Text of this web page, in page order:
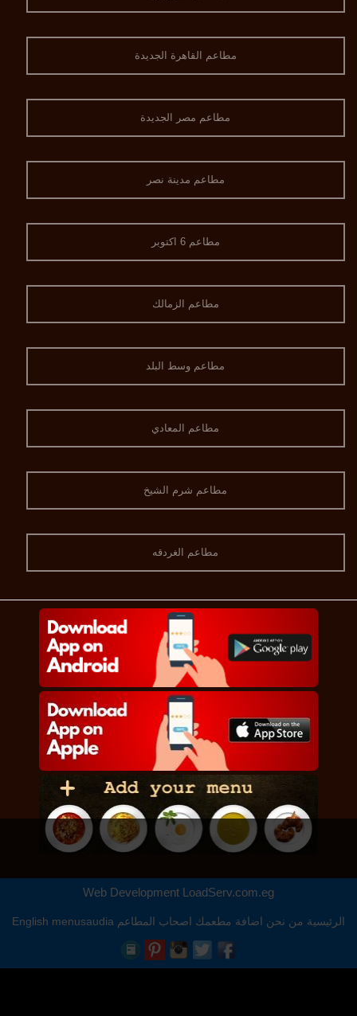
مطاعم القاهرة الجديدة
مطاعم مصر الجديدة
مطاعم مدينة نصر
مطاعم 6 اكتوبر
مطاعم الزمالك
مطاعم وسط البلد
مطاعم المعادي
مطاعم شرم الشيخ
مطاعم الغردقه
Web Development LoadServ.com.eg
الرئيسية من نحن اضافة مطعمك اصحاب المطاعم menusaudia
English